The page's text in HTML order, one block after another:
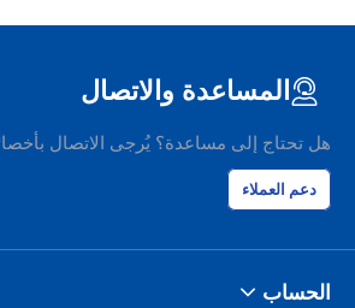
المساعدة والاتصال
هل تحتاج إلى مساعدة؟ يُرجى الاتصال
دعم العملاء
الحساب